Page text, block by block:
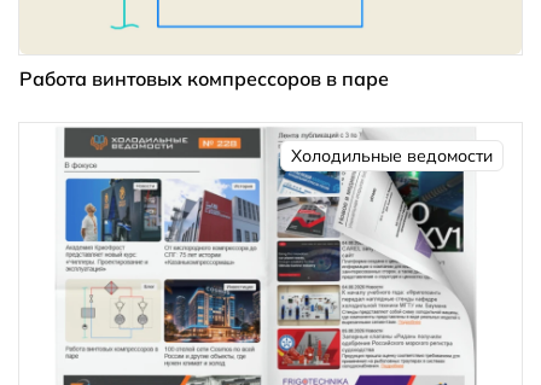
Работа винтовых компрессоров в паре
Холодильные ведомости